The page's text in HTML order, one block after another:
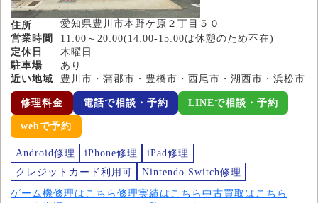
住所
愛知県豊川市本野ケ原２丁目５０
営業時間
11:00～20:00(14:00-15:00は休憩のため不在)
定休日
木曜日
駐車場
あり
近い地域
豊川市・蒲郡市・豊橋市・西尾市・湖西市・浜松市
修理料金 電話で相談・予約 LINEで相談・予約
webで予約
Android修理 iPhone修理
iPad修理
クレジットカード利用可
Nintendo Switch修理
ゲーム機修理はこちら 修理実績はこちら 中古買取はこちら